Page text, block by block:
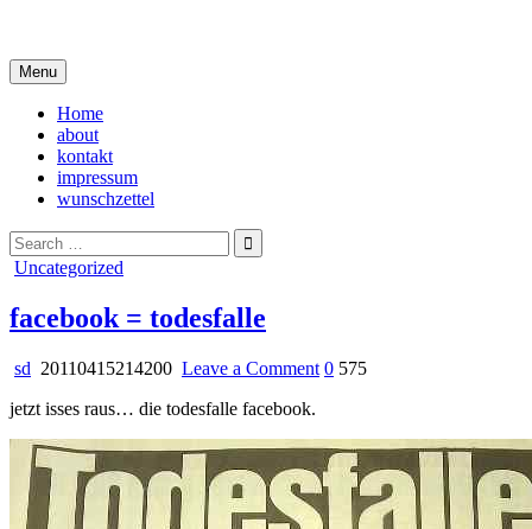
content
Menu
Home
about
kontakt
impressum
wunschzettel
Search
for:
Posted
Uncategorized
facebook = todesfalle
sd 20110415214200 Leave a Commenton
0 575
jetzt isses raus… die todesfalle facebook.